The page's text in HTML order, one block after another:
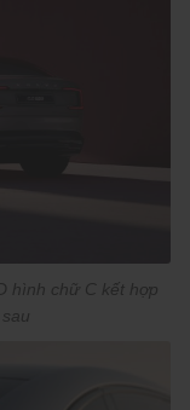
hình chữ C kết hợp